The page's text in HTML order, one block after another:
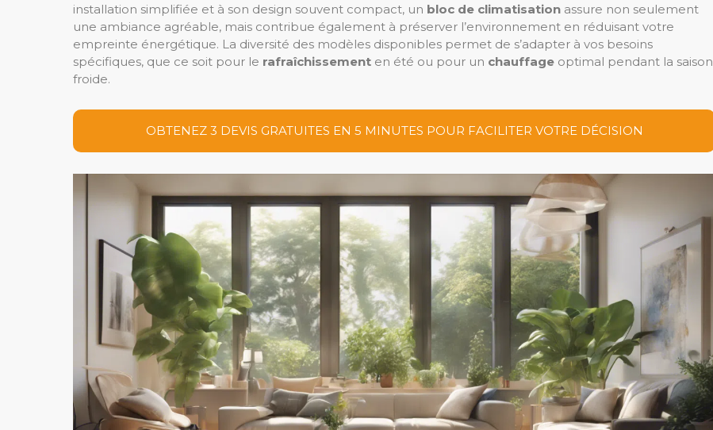
installation simplifiée et à son design souvent compact, un bloc de climatisation assure non seulement
une ambiance agréable, mais contribue également à préserver l’environnement en réduisant votre
empreinte énergétique. La diversité des modèles disponibles permet de s’adapter à vos besoins
spécifiques, que ce soit pour le rafraîchissement en été ou pour un chauffage optimal pendant la saison
froide.
OBTENEZ 3 DEVIS GRATUITES EN 5 MINUTES POUR FACILITER VOTRE DÉCISION